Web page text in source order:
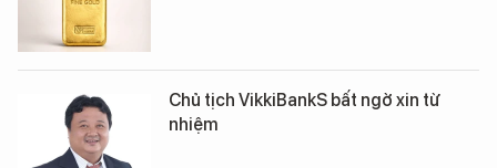
Chủ tịch VikkiBankS bất ngờ xin từ
nhiệm